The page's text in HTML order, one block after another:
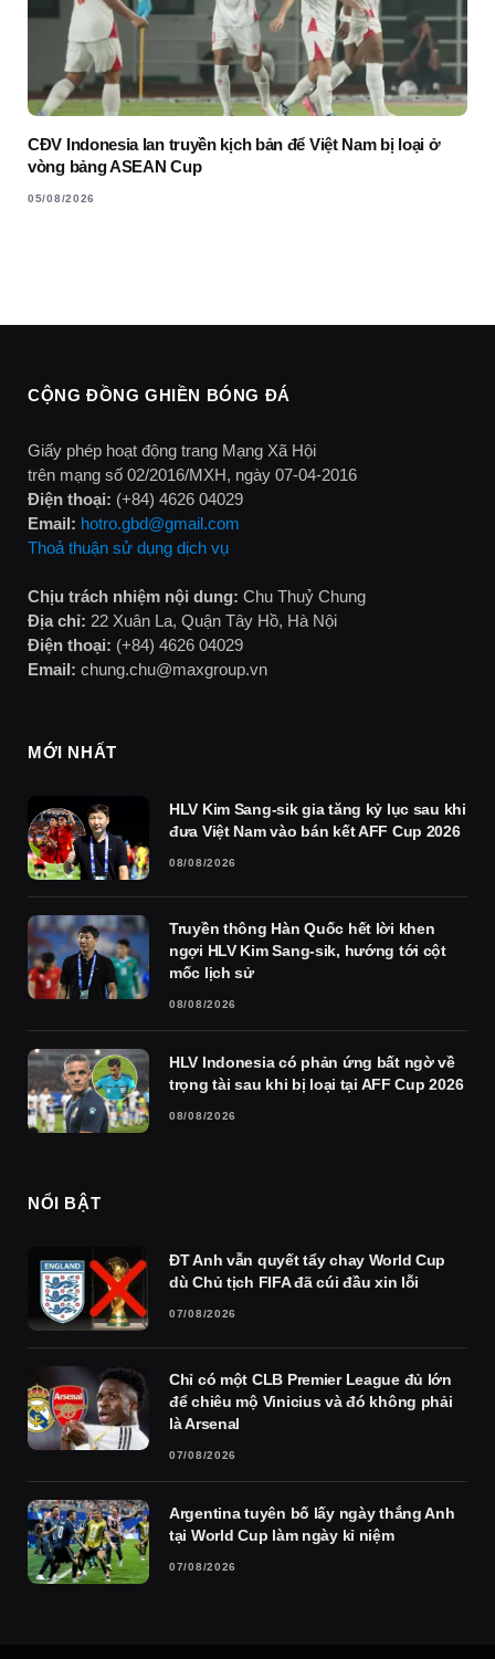
CĐV Indonesia lan truyền kịch bản để Việt Nam bị loại ở
vòng bảng ASEAN Cup
05/08/2026
CỘNG ĐỒNG GHIỀN BÓNG ĐÁ
Giấy phép hoạt động trang Mạng Xã Hội
trên mạng số 02/2016/MXH, ngày 07-04-2016
Điện thoại: (+84) 4626 04029
Email: hotro.gbd@gmail.com
Thoả thuận sử dụng dịch vụ
Chịu trách nhiệm nội dung: Chu Thuỷ Chung
Địa chỉ: 22 Xuân La, Quận Tây Hồ, Hà Nội
Điện thoại: (+84) 4626 04029
Email: chung.chu@maxgroup.vn
MỚI NHẤT
HLV Kim Sang-sik gia tăng kỷ lục sau khi
đưa Việt Nam vào bán kết AFF Cup 2026
08/08/2026
Truyền thông Hàn Quốc hết lời khen
ngợi HLV Kim Sang-sik, hướng tới cột
mốc lịch sử
08/08/2026
HLV Indonesia có phản ứng bất ngờ về
trọng tài sau khi bị loại tại AFF Cup 2026
08/08/2026
NỔI BẬT
ĐT Anh vẫn quyết tẩy chay World Cup
dù Chủ tịch FIFA đã cúi đầu xin lỗi
07/08/2026
Chỉ có một CLB Premier League đủ lớn
để chiêu mộ Vinicius và đó không phải
là Arsenal
07/08/2026
Argentina tuyên bố lấy ngày thắng Anh
tại World Cup làm ngày kỉ niệm
07/08/2026